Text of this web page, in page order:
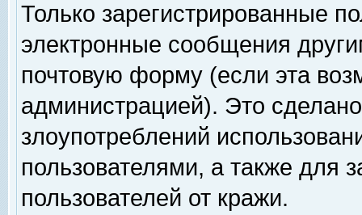
Только зарегистрированные
электронные сообщения
почтовую форму (если эта
администрацией). Это
злоупотреблений
пользователями, а также для
пользователей от кражи.